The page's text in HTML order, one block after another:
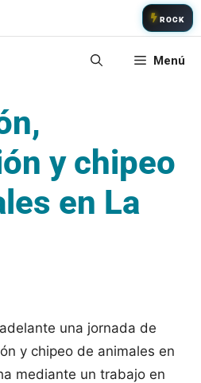
ROCK
Menú
y chipeo
en La
una jornada de
y chipeo de animales en
mediante un trabajo en